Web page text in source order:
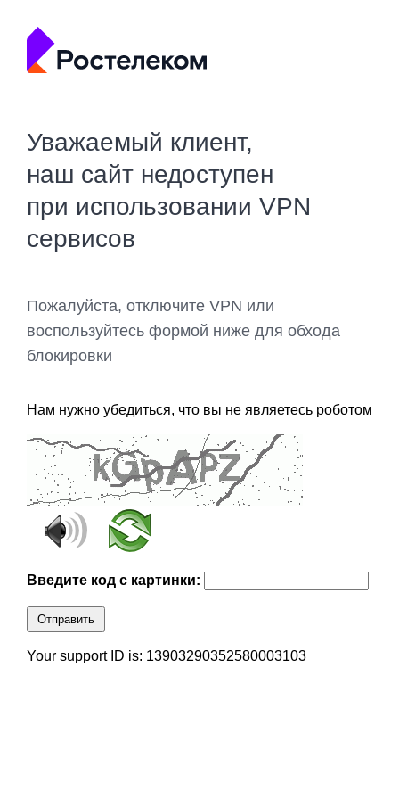
Уважаемый клиент,
наш сайт недоступен
при использовании VPN
сервисов
Пожалуйста, отключите VPN или
воспользуйтесь формой ниже для обхода
блокировки
Нам нужно убедиться, что вы не являетесь роботом
Введите код с картинки:
Отправить
Your support ID is: 13903290352580003103